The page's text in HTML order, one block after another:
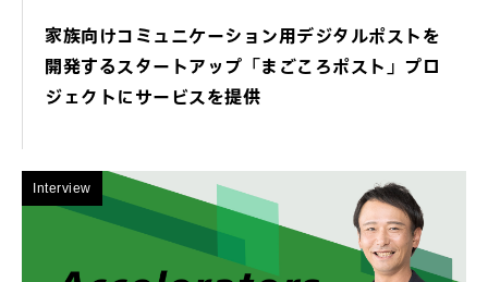
家族向けコミュニケーション用デジタルポストを
開発するスタートアップ「まごころポスト」プロ
ジェクトにサービスを提供
Interview